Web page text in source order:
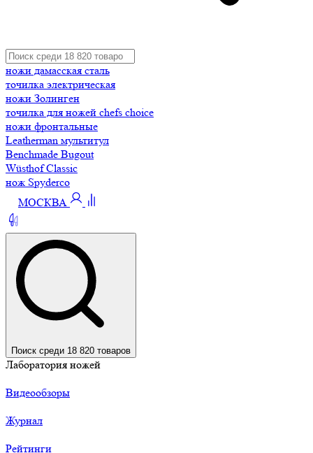
ножи дамасская сталь
точилка электрическая
ножи Золинген
точилка для ножей chefs choice
ножи фронтальные
Leatherman мультитул
Benchmade Bugout
Wüsthof Classic
нож Spyderco
МОСКВА
Поиск среди 18 820 товаров
Лаборатория ножей
Видеообзоры
Журнал
Рейтинги